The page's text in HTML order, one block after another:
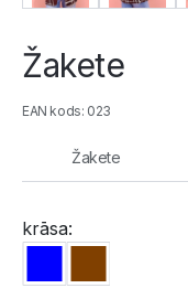
Žakete
EAN kods: 023
Žakete
krāsa: